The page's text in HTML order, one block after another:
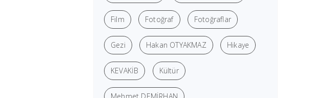
Film Fotoğraf Fotoğraflar
Gezi Hakan OTYAKMAZ Hikaye
KEVAKİB Kültür